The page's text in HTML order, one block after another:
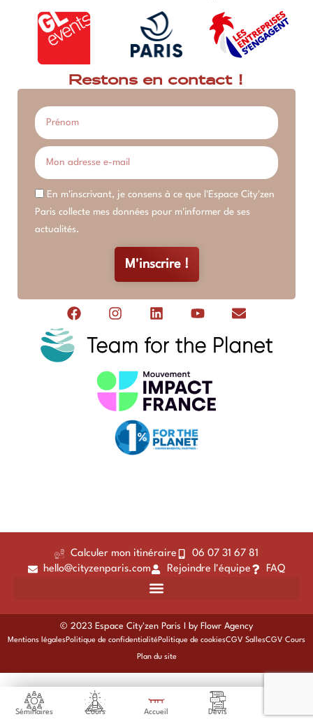
Restons en contact !
En m'inscrivant, je consens à ce que l'Espace City'zen
Paris collecte mes données pour m'informer de ses
actualités.
M'inscrire !
Calculer mon itinéraire
06 07 31 67 81
hello@cityzenparis.com
Rejoindre l'équipe FAQ
© 2023 Espace City'zen Paris I by Flowr Agency
Mentions légalesPolitique de confidentialitéPolitique de cookiesCGV SallesCGV Cours
Plan du site
Séminaires Cours Accueil Devis